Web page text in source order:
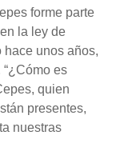
forme parte
la ley de
unos años,
es
quien
presentes,
nuestras